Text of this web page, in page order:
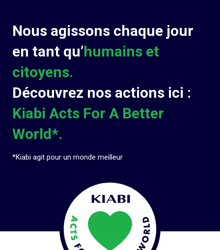
Nous agissons chaque jour
en tant qu’humains et
citoyens.
Découvrez nos actions ici :
Kiabi Acts For A Better
World*.
*Kiabi agit pour un monde meilleur